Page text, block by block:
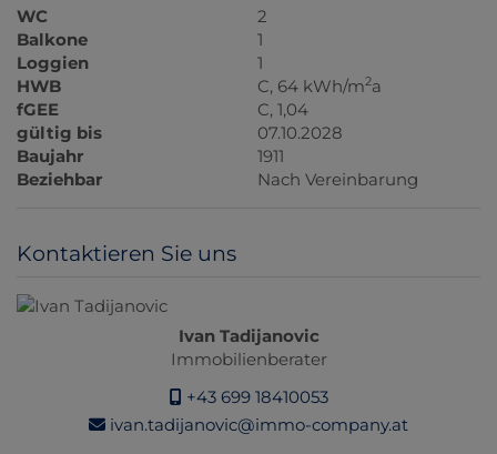
WC
2
Balkone
1
Loggien
1
HWB
C, 64 kWh/m2a
fGEE
C, 1,04
gültig bis
07.10.2028
Baujahr
1911
Beziehbar
Nach Vereinbarung
Kontaktieren Sie uns
Ivan Tadijanovic
Immobilienberater
+43 699 18410053
ivan.tadijanovic@immo-company.at